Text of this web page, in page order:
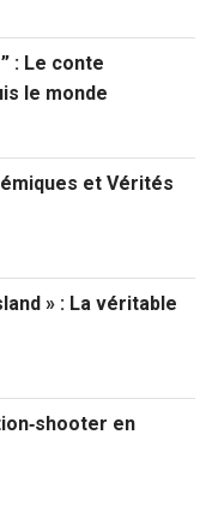
: Le conte
le monde
et Vérités
» : La véritable
en